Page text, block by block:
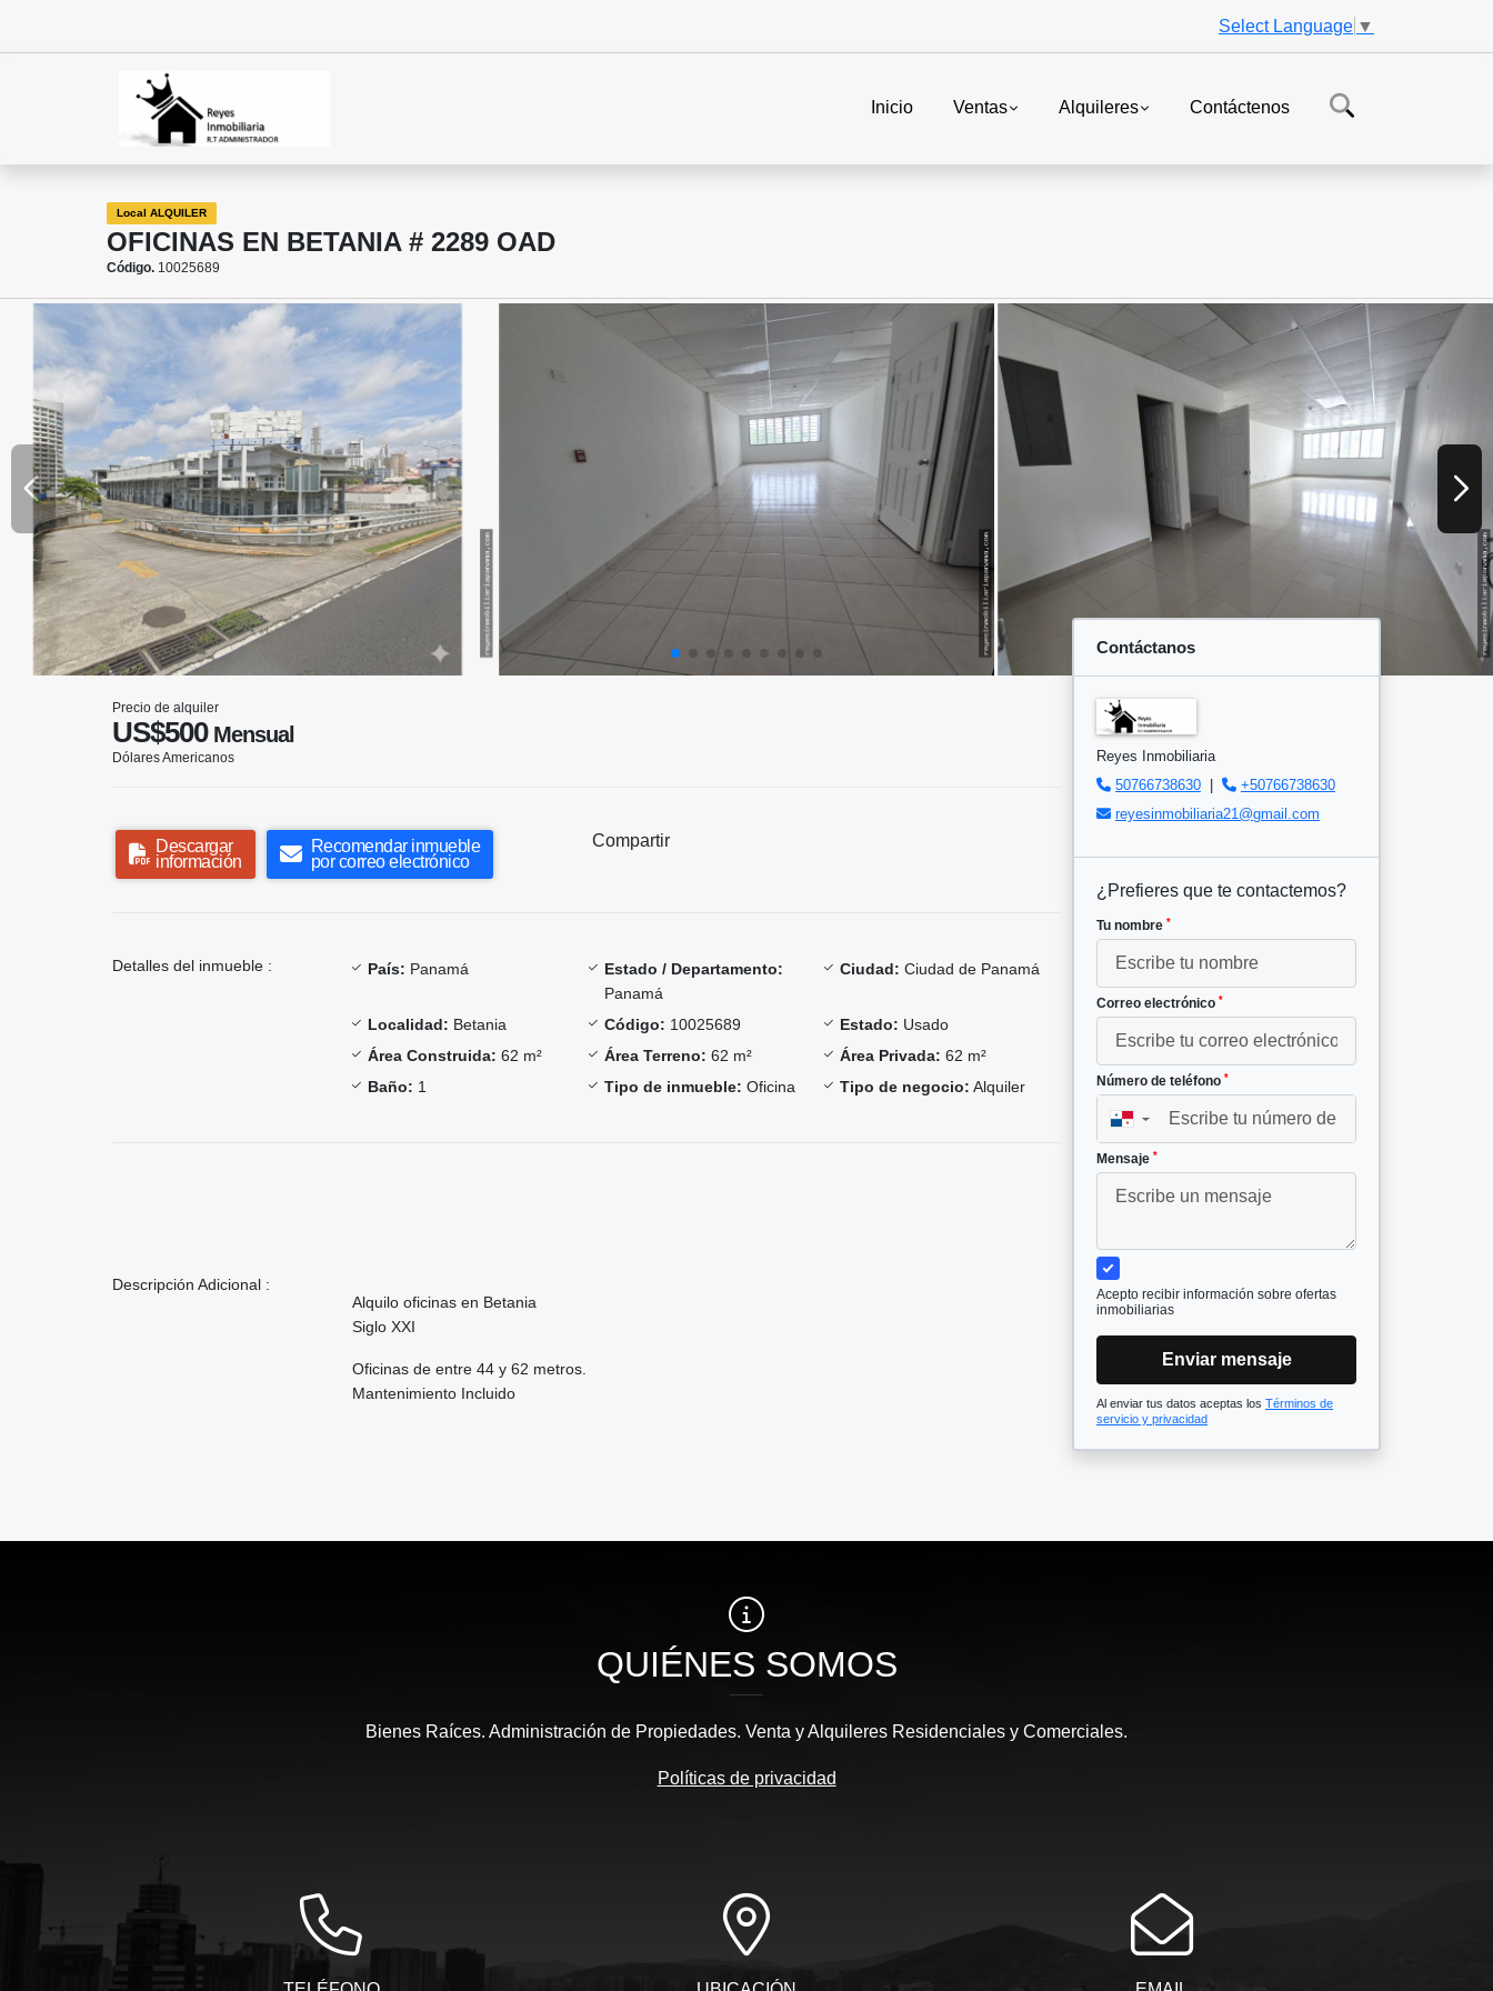
Select Language ▼
Inicio Ventas Alquileres Contáctenos
Local ALQUILER
OFICINAS EN BETANIA # 2289 OAD
Código. 10025689
Precio de alquiler
US$500Mensual
Dólares Americanos
Descargar
información
Recomendar inmueble
por correo electrónico
Compartir
Detalles del inmueble : País: Panamá
Estado / Departamento:
Panamá
Ciudad: Ciudad de Panamá
Localidad: Betania Código: 10025689 Estado: Usado
Área Construida: 62 m² Área Terreno: 62 m² Área Privada: 62 m²
Baño: 1 Tipo de inmueble: Oficina Tipo de negocio: Alquiler
Descripción Adicional :
Alquilo oficinas en Betania
Siglo XXI
Oficinas de entre 44 y 62 metros.
Mantenimiento Incluido
Contáctanos
Reyes Inmobiliaria
50766738630
+50766738630
reyesinmobiliaria21@gmail.com
¿Prefieres que te contactemos?
Tu nombre *
Correo electrónico *
Número de teléfono *
▼
Mensaje *
Acepto recibir información sobre ofertas
inmobiliarias
Enviar mensaje
Al enviar tus datos aceptas los Términos de
servicio y privacidad
QUIÉNES SOMOS
Bienes Raíces. Administración de Propiedades. Venta y Alquileres Residenciales y Comerciales.
Políticas de privacidad